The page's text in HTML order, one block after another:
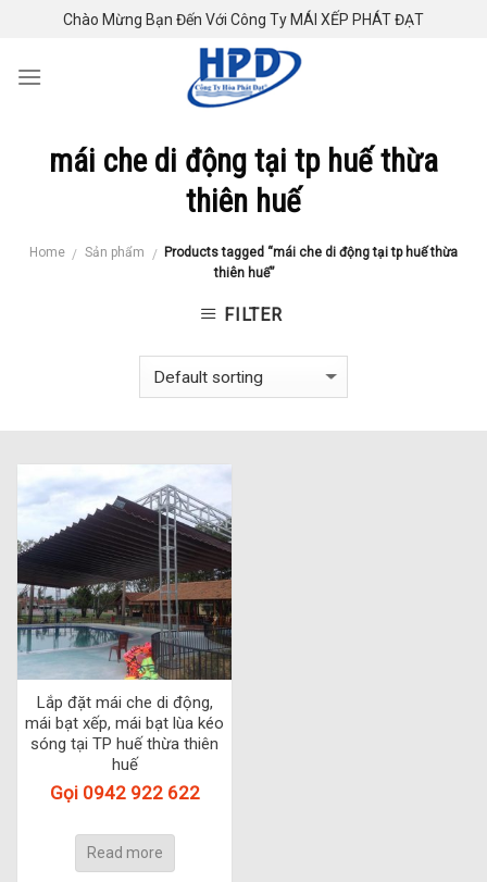
content
Chào Mừng Bạn Đến Với Công Ty MÁI XẾP PHÁT ĐẠT
mái che di động tại tp huế thừa
thiên huế
Home / Sản phẩm /
Products tagged “mái che di động tại tp huế thừa
thiên huế”
FILTER
Lắp đặt mái che di động,
mái bạt xếp, mái bạt lùa kéo
sóng tại TP huế thừa thiên
huế
Gọi 0942 922 622
Read more